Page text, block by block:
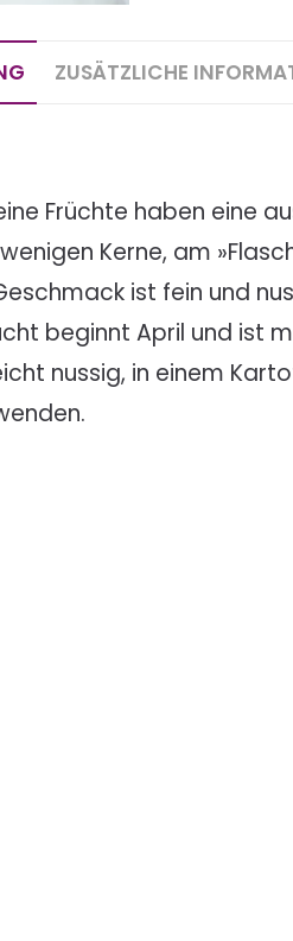
ZUSÄTZLICHE
Früchte haben eine
Kerne, am
ist fein und
beginnt April und ist
nussig, in einem